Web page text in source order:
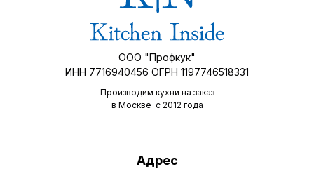
ООО "Профкук"
ИНН 7716940456 ОГРН 1197746518331
Производим кухни на заказ
в Москве с 2012 года
Адрес